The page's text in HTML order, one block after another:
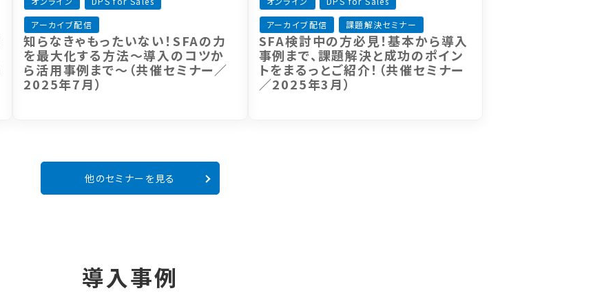
アーカイブ配信
知らなきゃもったいない！SFAの力
を最大化する方法～導入のコツか
ら活用事例まで～（共催セミナー／
2025年7月）
アーカイブ配信
課題解決セミナー
SFA検討中の方必見！基本から導入
事例まで、課題解決と成功のポイン
トをまるっとご紹介！（共催セミナー
／2025年3月）
他のセミナーを見る
導入事例